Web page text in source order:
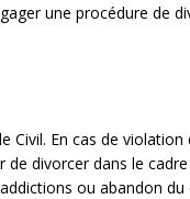
une procédure de
Civil. En cas de
de divorcer dans le
ou abandon